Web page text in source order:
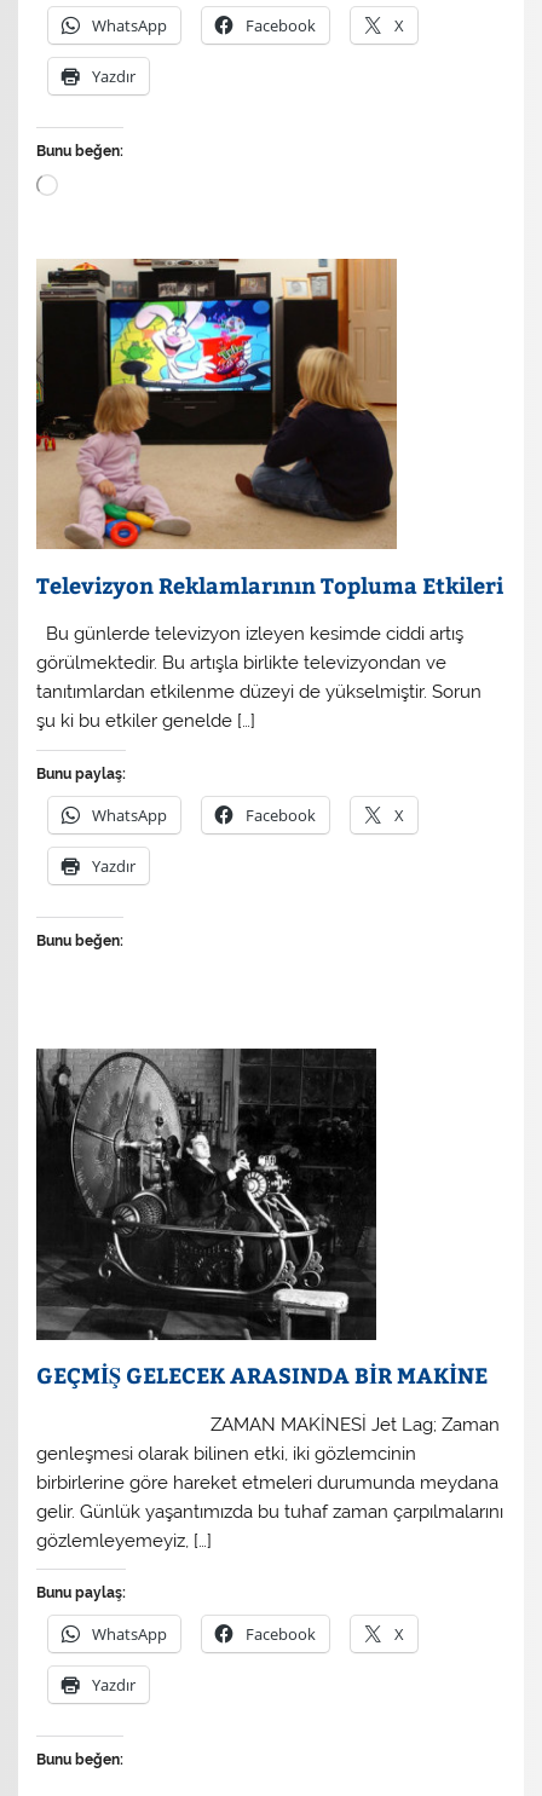
WhatsApp Facebook X
Yazdır
Bunu beğen:
Yükleniyor...
Televizyon Reklamlarının Topluma Etkileri
Bu günlerde televizyon izleyen kesimde ciddi artış
görülmektedir. Bu artışla birlikte televizyondan ve
tanıtımlardan etkilenme düzeyi de yükselmiştir. Sorun
şu ki bu etkiler genelde […]
Bunu paylaş:
WhatsApp Facebook X
Yazdır
Bunu beğen:
GEÇMİŞ GELECEK ARASINDA BİR MAKİNE
ZAMAN MAKİNESİ Jet Lag; Zaman
genleşmesi olarak bilinen etki, iki gözlemcinin
birbirlerine göre hareket etmeleri durumunda meydana
gelir. Günlük yaşantımızda bu tuhaf zaman çarpılmalarını
gözlemleyemeyiz, […]
Bunu paylaş:
WhatsApp Facebook X
Yazdır
Bunu beğen: